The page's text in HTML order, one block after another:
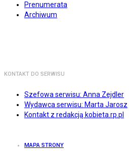
Prenumerata
Archiwum
KONTAKT DO SERWISU
Szefowa serwisu: Anna Zejdler
Wydawca serwisu: Marta Jarosz
Kontakt z redakcją kobieta.rp.pl
MAPA STRONY